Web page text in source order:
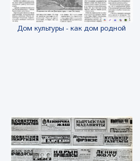
Дом культуры - как дом родной